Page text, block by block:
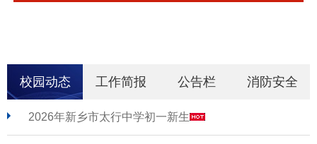
校园动态 工作简报 公告栏 消防安全
2026年新乡市太行中学初一新生